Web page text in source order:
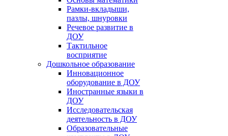
Рамки-вкладыши,
пазлы, шнуровки
Речевое развитие в
ДОУ
Тактильное
восприятие
Дошкольное образование
Инновационное
оборудование в ДОУ
Иностранные языки в
ДОУ
Исследовательская
деятельность в ДОУ
Образовательные